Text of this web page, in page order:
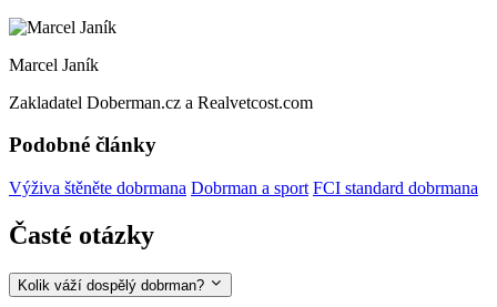
Marcel Janík
Zakladatel Doberman.cz a Realvetcost.com
Podobné články
Výživa štěněte dobrmana Dobrman a sport FCI standard dobrmana
Časté otázky
Kolik váží dospělý dobrman?